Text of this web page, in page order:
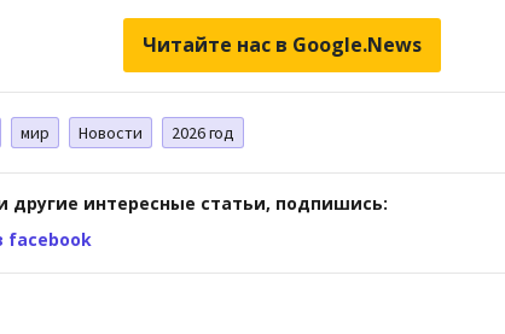
Читайте нас в Google.News
мир Новости 2026 год
другие интересные статьи, подпишись:
facebook